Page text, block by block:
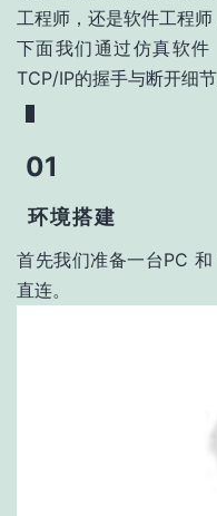
工程师，还是软件工程师
下面我们通过仿真软
TCP/IP的握手与断开细节
01
环境搭建
首先我们准备一台PC
直连。